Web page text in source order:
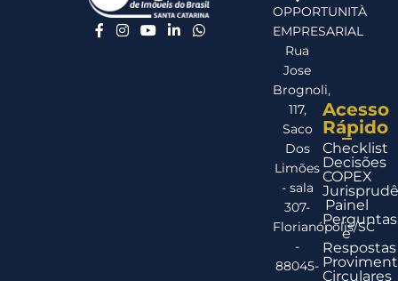
OPPORTUNITÀ
EMPRESARIAL
Rua
Jose
Brognoli,
117,
Saco
Dos
Limões
- sala
307-
Florianópolis/SC
-
88045-
Acesso
Rápido
Checklist
Decisões
COPEX
Painel
Perguntas
e
Respostas
Circulares